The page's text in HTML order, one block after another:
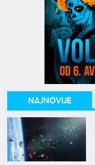
NAJNOVIJE